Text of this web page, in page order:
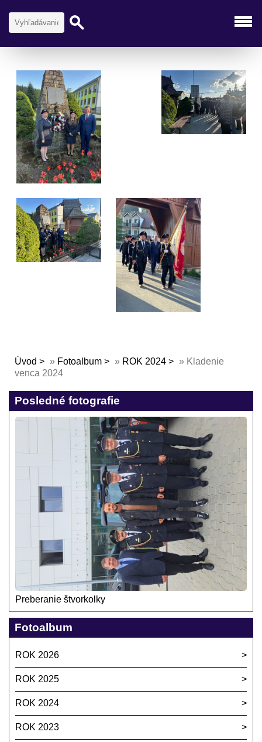
Úvod » Fotoalbum » ROK 2024 » Kladenie
venca 2024
Posledné fotografie
Preberanie štvorkolky
Fotoalbum
ROK 2026
ROK 2025
ROK 2024
ROK 2023